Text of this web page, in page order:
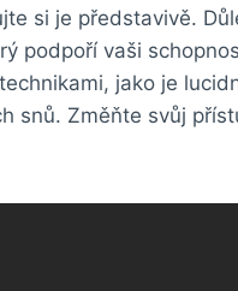
si je představivě.
podpoří vaši
jako je
snů. Změňte svůj